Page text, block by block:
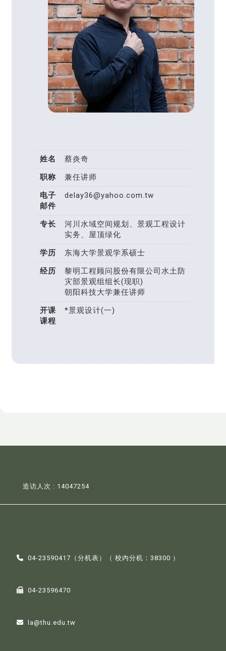
姓名
蔡炎奇
职称
兼任讲师
电子
邮件
delay36@yahoo.com.tw
专长
河川水域空间规划、景观工程设计
实务、屋顶绿化
学历
东海大学景观学系硕士
经历
黎明工程顾问股份有限公司水土防
灾部景观组组长(现职)
朝阳科技大学兼任讲师
开课
课程
*景观设计(一)
造访人次 : 14047254
04-23590417（分机表 ）（ 校内分机：38300 ）
04-23596470
la@thu.edu.tw